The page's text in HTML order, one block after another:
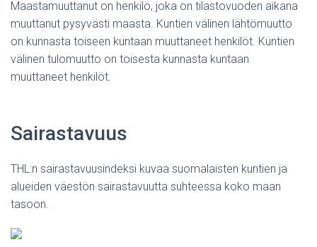
Maastamuuttanut on henkilö, joka on tilastovuoden aikana
muuttanut pysyvästi maasta. Kuntien välinen lähtömuutto
on kunnasta toiseen kuntaan muuttaneet henkilöt. Kuntien
välinen tulomuutto on toisesta kunnasta kuntaan
muuttaneet henkilöt.
Sairastavuus
THL:n sairastavuusindeksi kuvaa suomalaisten kuntien ja
alueiden väestön sairastavuutta suhteessa koko maan
tasoon.